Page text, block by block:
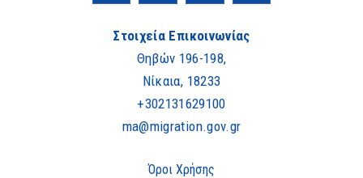
Στοιχεία Επικοινωνίας
Θηβών 196-198,
Νίκαια, 18233
+302131629100
ma@migration.gov.gr
Όροι Χρήσης